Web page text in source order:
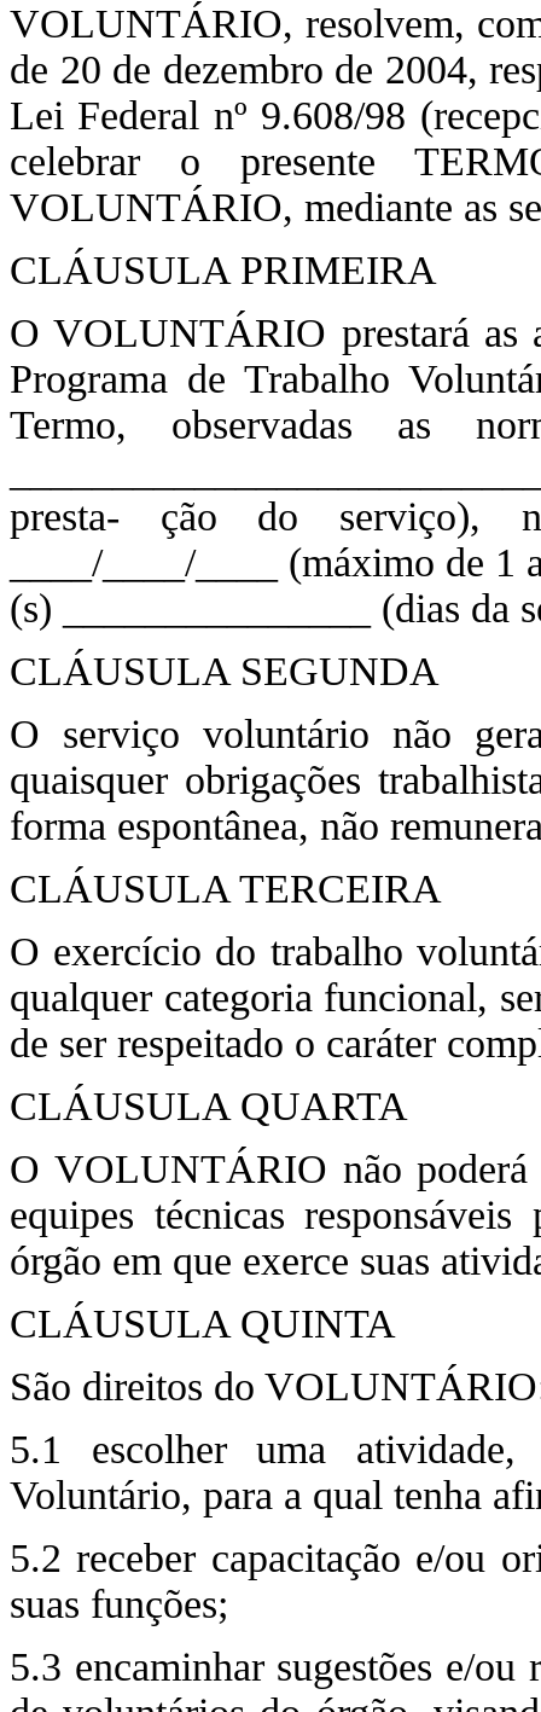
VOLUNTÁRIO, resolvem,
de 20 de dezembro de 2004,
Lei Federal nº 9.608/98
celebrar o presente
VOLUNTÁRIO, mediante as
CLÁUSULA PRIMEIRA
O VOLUNTÁRIO prestará as
Programa de Trabalho
Termo, observadas as
presta- ção do serviço),
____/____/____ (máximo de
(s) _______________ (dias da
CLÁUSULA SEGUNDA
O serviço voluntário não
quaisquer obrigações
forma espontânea, não
CLÁUSULA TERCEIRA
O exercício do trabalho
qualquer categoria funcional,
de ser respeitado o caráter
CLÁUSULA QUARTA
O VOLUNTÁRIO não poderá
equipes técnicas
órgão em que exerce suas
CLÁUSULA QUINTA
São direitos do
5.1 escolher uma
Voluntário, para a qual tenha
5.2 receber capacitação e/ou
suas funções;
5.3 encaminhar sugestões e/ou